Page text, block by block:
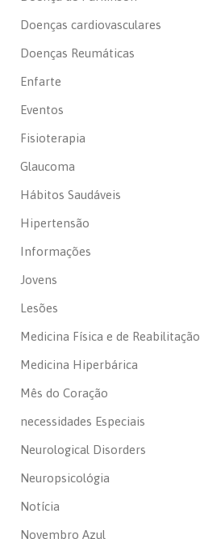
Doenças cardiovasculares
Doenças Reumáticas
Enfarte
Eventos
Fisioterapia
Glaucoma
Hábitos Saudáveis
Hipertensão
Informações
Jovens
Lesões
Medicina Física e de Reabilitação
Medicina Hiperbárica
Mês do Coração
necessidades Especiais
Neurological Disorders
Neuropsicológia
Notícia
Novembro Azul